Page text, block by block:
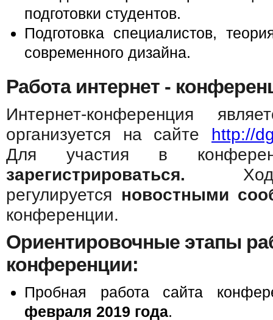
подготовки студентов.
Подготовка специалистов,
современного дизайна.
Работа интернет -
Интернет-конференция
организуется на сайте
http://
Для участия в
зарегистрироваться. Ход
регулируется новостными
конференции.
Ориентировочные этапы
конференции:
Пробная работа сайта
февраля 2019 года.